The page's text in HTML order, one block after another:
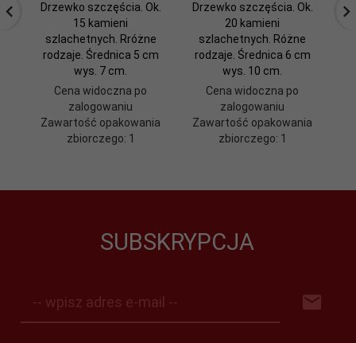
Drzewko szczęścia. Ok.
15 kamieni
szlachetnych. Rróżne
rodzaje. Średnica 5 cm
wys. 7 cm.
Cena widoczna po
zalogowaniu
Zawartość opakowania
zbiorczego: 1
Drzewko szczęścia. Ok.
20 kamieni
szlachetnych. Różne
rodzaje. Średnica 6 cm
wys. 10 cm.
Cena widoczna po
zalogowaniu
Zawartość opakowania
zbiorczego: 1
SUBSKRYPCJA
-- wpisz adres e-mail --